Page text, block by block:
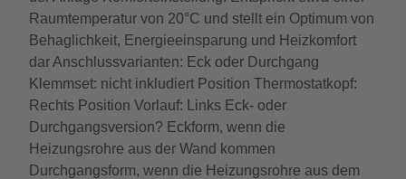
Raumtemperatur von 20°C und stellt ein Optimum von
Behaglichkeit, Energieeinsparung und Heizkomfort
dar Anschlussvarianten: Eck oder Durchgang
Klemmset: nicht inkludiert Position Thermostatkopf:
Rechts Position Vorlauf: Links Eck- oder
Durchgangsversion? Eckform, wenn die
Heizungsrohre aus der Wand kommen
Durchgangsform, wenn die Heizungsrohre aus dem